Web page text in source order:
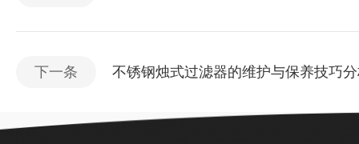
下一条 不锈钢烛式过滤器的维护与保养技巧